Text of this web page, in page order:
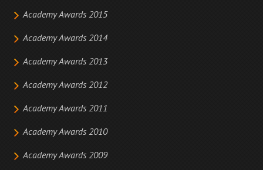
Academy Awards 2015
Academy Awards 2014
Academy Awards 2013
Academy Awards 2012
Academy Awards 2011
Academy Awards 2010
Academy Awards 2009